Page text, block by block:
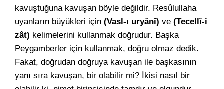
kavuştuğuna kavuşan böyle değildir. Resûlullaha
uyanların büyükleri için (Vasl-ı uryânî) ve (Tecellî-i
zât) kelimelerini kullanmak doğrudur. Başka
Peygamberler için kullanmak, doğru olmaz dedik.
Fakat, doğrudan doğruya kavuşan ile başkasının
yanı sıra kavuşan, bir olabilir mi? İkisi nasıl bir